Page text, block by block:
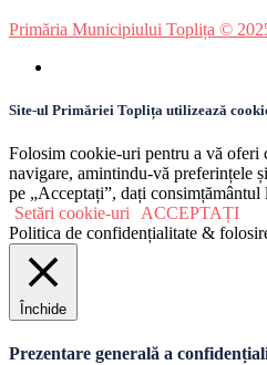
Primăria Municipiului Toplița ©
Site-ul Primăriei Toplița utilizează
Folosim cookie-uri pentru a vă oferi
navigare, amintindu-vă preferințele
pe „Acceptați”, dați
Setări cookie-uri
ACCEPTAȚI
Politica de confidențialitate &
Închide
Prezentare generală a